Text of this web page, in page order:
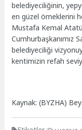
belediyeciliğinin,
en güzel örneklerini
Mustafa Kemal
Cumhurbaşkanımız
belediyeciliği
kentimizin refah
Kaynak: (BYZHA)